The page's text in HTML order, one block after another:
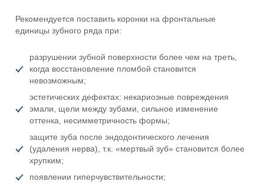
Рекомендуется поставить коронки на фронтальные
единицы зубного ряда при:
разрушении зубной поверхности более чем на треть,
когда восстановление пломбой становится
невозможным;
эстетических дефектах: некариозные повреждения
эмали, щели между зубами, сильное изменение
оттенка, несимметричность формы;
защите зуба после эндодонтического лечения
(удаления нерва), т.к. «мертвый зуб» становится более
хрупким;
появлении гиперчувствительности;